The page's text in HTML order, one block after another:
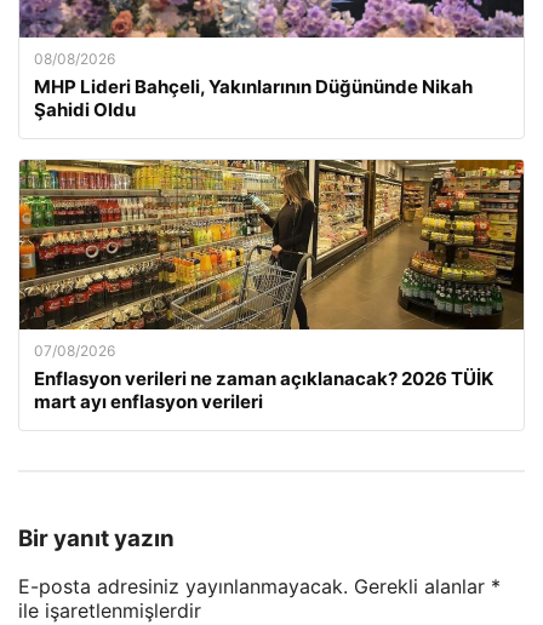
08/08/2026
MHP Lideri Bahçeli, Yakınlarının Düğününde Nikah
Şahidi Oldu
07/08/2026
Enflasyon verileri ne zaman açıklanacak? 2026 TÜİK
mart ayı enflasyon verileri
Bir yanıt yazın
E-posta adresiniz yayınlanmayacak. Gerekli alanlar *
ile işaretlenmişlerdir